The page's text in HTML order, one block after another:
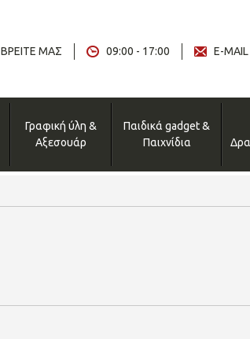
E-MAIL
09:00 - 17:00
ΒΡΕΙΤΕ ΜΑΣ
Γραφική ύλη &
Αξεσουάρ
Παιδικά gadget &
Παιχνίδια